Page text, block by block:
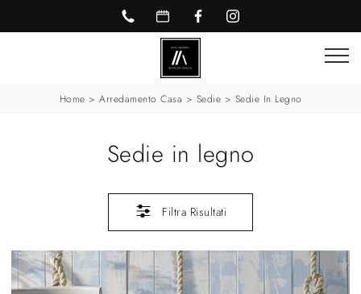
Home > Arredamento Casa > Sedie > Sedie In Legno
Sedie in legno
Filtra Risultati